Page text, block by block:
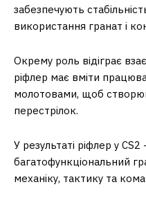
забезпечують
використання гранат і
Окрему роль відіграє
ріфлер має вміти
молотовами, щоб
перестрілок.
У результаті ріфлер у
багатофункціональний
механіку, тактику та